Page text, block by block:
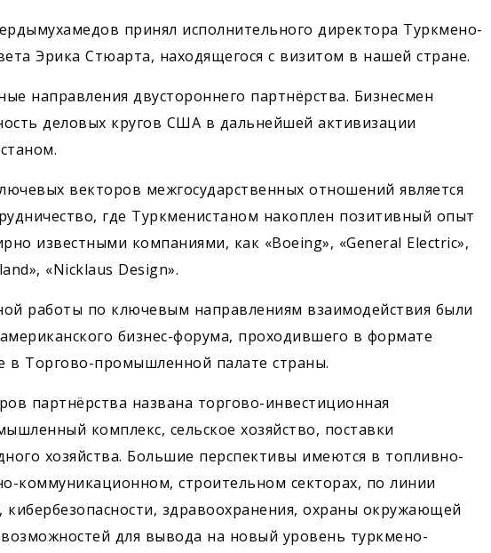
принял исполнительного директора Туркмено-
Эрика Стюарта, находящегося с визитом в нашей стране.
направления двустороннего партнёрства. Бизнесмен
деловых кругов США в дальнейшей активизации
векторов межгосударственных отношений является
где Туркменистаном накоплен позитивный опыт
известными компаниями, как «Boeing», «General Electric»,
«Nicklaus Design».
работы по ключевым направлениям взаимодействия были
бизнес-форума, проходившего в формате
в Торгово-промышленной палате страны.
парт­нёрства названа торгово-инвестиционная
комплекс, сельское хозяйство, поставки
хозяйства. Большие перспективы имеются в топливно-
коммуникационном, строи­тельном секторах, по линии
здравоохранения, охраны окружающей
для вывода на новый уровень турк­мено-